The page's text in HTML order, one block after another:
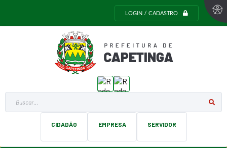
LOGIN / CADASTRO
Buscar...
CIDADÃO EMPRESA SERVIDOR